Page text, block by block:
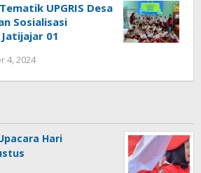
UPGRIS Desa
Sosialisasi
01
4, 2024
Hari